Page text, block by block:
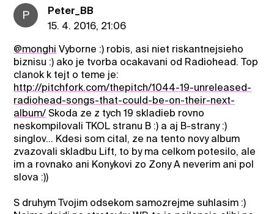
P
Peter_BB
15. 4. 2016, 21:06
@monghi Vyborne :) robis, asi niet riskantnejsieho
biznisu :) ako je tvorba ocakavani od Radiohead. Top
clanok k tejt o teme je:
http://pitchfork.com/thepitch/1044-19-unreleased-
radiohead-songs-that-could-be-on-their-next-
album/ Skoda ze z tych 19 skladieb rovno
neskompilovali TKOL stranu B :) a aj B-strany :)
singlov... Kdesi som cital, ze na tento novy album
zvazovali skladbu Lift, to by ma celkom potesilo, ale
im a rovnako ani Konykovi zo Zony A neverim ani pol
slova :))
S druhym Tvojim odsekom samozrejme suhlasim :)